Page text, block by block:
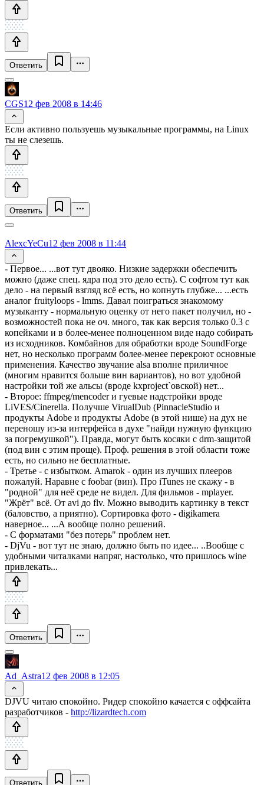
Ответить
CGS12 фев 2008 в 14:46
Если активно пользуешь музыкальные программы, на Linux
ты не слезешь.
Ответить
AlexcYeCu12 фев 2008 в 11:44
- Первое... ...вот тут двояко. Низкие задержки обеспечить
можно (даже спец. ядра под это дело есть). С софтом тут как
дело - на первый взгляд всё есть, но копнуть глубже... ...есть
аналог fruityloops - lmms. Давал поиграться знакомому
музыканту - нормальную оценку от него пакет получил, но -
возможностей пока не оч. много, так как версия только 0.3 с
копейками и в более-менее полноценном виде надо собирать
из исходников. Комбайнов для обработки вроде SoundForge
нет, но несколько программ более-менее перекроют основные
применения. Качество звучание alsa вполне приличное
(многим нравится больше вин вариантов), но вот удобной
настройки той же альсы (вроде kxproject`овской) нет...
- Второе: ffmpeg/mencoder и гуевые надстройки вроде
LiVES/Cinerella. Получше VirualDub (PinnacleStudio и
продукты Adobe и продукты Adobe (в этой нише) на дух не
переношу из-за интерфейса в духе "найди нужную функцию
за погремушкой"). Правда, могут быть косяки с drm-защитой
(под вин с этим проще). Проф. решения в этой области тоже
есть, но сильно не бесплатные.
- Третье - с избытком. Amarok - один из лучших плееров
пожалуй. Наравне c foobar (вин). Про iTunes не скажу - в
"родной" для неё среде не видел. Для фильмов - mplayer.
"Жрёт" всё. От avi до flv. Можно выводить картинку в текст
(баловство, а приятно). Сортировка фото - digikamera
наверное... ...А вообще полно решений.
- С форматами "без потерь" проблем нет.
- DjVu - вот тут не знаю, должно быть по идее... ..Вообще с
удобными читалками напряг, настолько, что пришлось wine
привлекать...
Ответить
Ad_Astra12 фев 2008 в 12:05
DJVU читаю спокойно. Ридер спокойно качается с оффсайта
разработчиков - http://lizardtech.com
Ответить